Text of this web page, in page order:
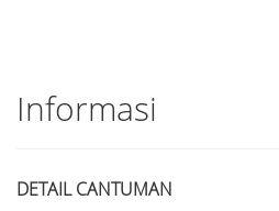
Informasi
DETAIL CANTUMAN